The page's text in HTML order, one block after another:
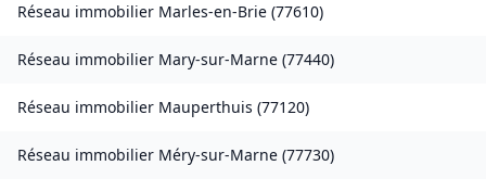
Réseau immobilier Marles-en-Brie (77610)
Réseau immobilier Mary-sur-Marne (77440)
Réseau immobilier Mauperthuis (77120)
Réseau immobilier Méry-sur-Marne (77730)